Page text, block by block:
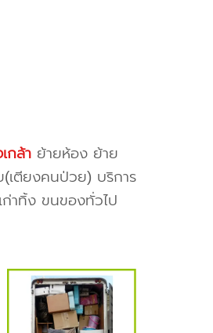
กล้าย้ายห้อง ย้าย
เตียงคนป่วย) บริการ
าทิ้ง ขนของทั่วไป